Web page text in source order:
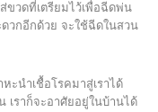
ขวดที่เตรียมไว้เพื่อฉีดพ่น
วกอีกด้วย จะใช้ฉีดในสวน
นำเชื้อโรคมาสู่เราได้
เราก็จะอาศัยอยู่ในบ้านได้